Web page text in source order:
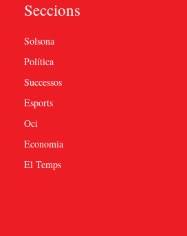
Seccions
Solsona
Política
Successos
Esports
Oci
Economia
El Temps